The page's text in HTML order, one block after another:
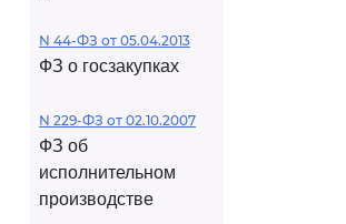
N 44-ФЗ от 05.04.2013
ФЗ о госзакупках
N 229-ФЗ от 02.10.2007
ФЗ об
исполнительном
производстве